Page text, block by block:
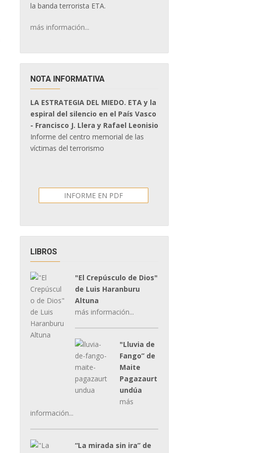
la banda terrorista ETA.
más información...
NOTA INFORMATIVA
LA ESTRATEGIA DEL MIEDO. ETA y la
espiral del silencio en el País Vasco
- Francisco J. Llera y Rafael Leonisio
Informe del centro memorial de las
víctimas del terrorismo
INFORME EN PDF
LIBROS
"El Crepúsculo de Dios"
de Luis Haranburu
Altuna
más información...
"Lluvia de
Fango” de
Maite
Pagazaurt
undúa
más
información...
“La mirada sin ira” de